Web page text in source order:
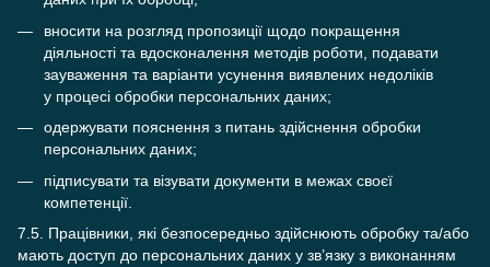
вносити на розгляд пропозиції щодо покращення
діяльності та вдосконалення методів роботи, подавати
зауваження та варіанти усунення виявлених недоліків
у процесі обробки персональних даних;
одержувати пояснення з питань здійснення обробки
персональних даних;
підписувати та візувати документи в межах своєї
компетенції.
7.5. Працівники, які безпосередньо здійснюють обробку та/або
мають доступ до персональних даних у зв’язку з виконанням